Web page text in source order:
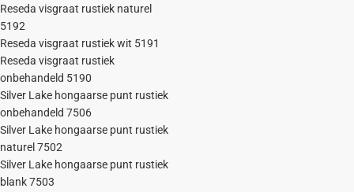
Reseda visgraat rustiek naturel
5192
Reseda visgraat rustiek wit 5191
Reseda visgraat rustiek
onbehandeld 5190
Silver Lake hongaarse punt rustiek
onbehandeld 7506
Silver Lake hongaarse punt rustiek
naturel 7502
Silver Lake hongaarse punt rustiek
blank 7503